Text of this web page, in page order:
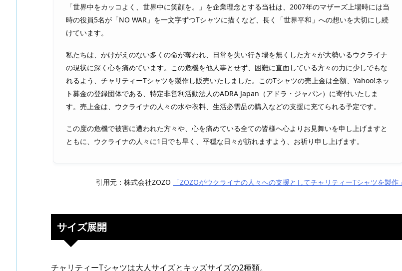
「世界中をカッコよく、世界中に笑顔を。」を企業理念とする当社は、2007年のマザーズ上場時には当
時の役員5名が「NO WAR」を一文字ずつTシャツに描くなど、長く「世界平和」への想いを大切にし続
けています。
私たちは、かけがえのない多くの命が奪われ、日常を失い行き場を無くした方々が大勢いるウクライナ
の現状に深く心を痛めています。この危機を他人事とせず、困難に直面している方々の力に少しでもな
れるよう、チャリティーTシャツを製作し販売いたしました。このTシャツの売上金は全額、Yahoo!ネッ
ト募金の登録団体である、特定非営利活動法人のADRA Japan（アドラ・ジャパン）に寄付いたしま
す。売上金は、ウクライナの人々の水や衣料、生活必需品の購入などの支援に充てられる予定です。
この度の危機で被害に遭われた方々や、心を痛めている全ての皆様へ心よりお見舞いを申し上げますと
ともに、ウクライナの人々に1日でも早く、平穏な日々が訪れますよう、お祈り申し上げます。
引用元：株式会社ZOZO 「ZOZOがウクライナの人々への支援としてチャリティーTシャツを製作」
サイズ展開
チャリティーTシャツは大人サイズとキッズサイズの2種類。